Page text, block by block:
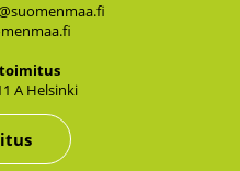
A Hel­sin­ki